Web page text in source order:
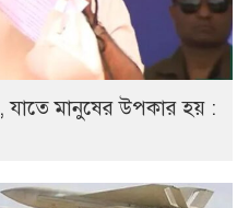
মানুষের উপকার হয় :